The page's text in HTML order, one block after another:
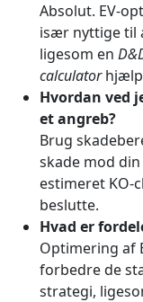
Absolut. EV-
især nyttige til
ligesom en
calculator
Hvordan ved
et angreb?
Brug
skade mod din
estimeret KO-
beslutte.
Hvad er
Optimering af
forbedre de
strategi,